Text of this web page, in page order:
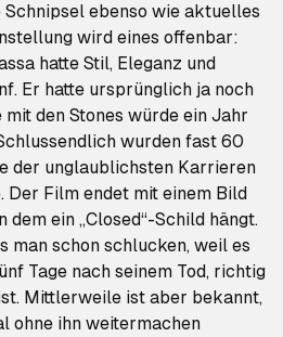
ebenso wie aktuelles
wird eines offenbar:
hatte Stil, Eleganz und
mit den Stones würde ein Jahr
wurden fast 60
der unglaublichsten Karrieren
Der Film endet mit einem Bild
dem ein „Closed“-Schild hängt.
man schon schlucken, weil es
Tage nach seinem Tod, richtig
Mittlerweile ist aber bekannt,
ohne ihn weitermachen